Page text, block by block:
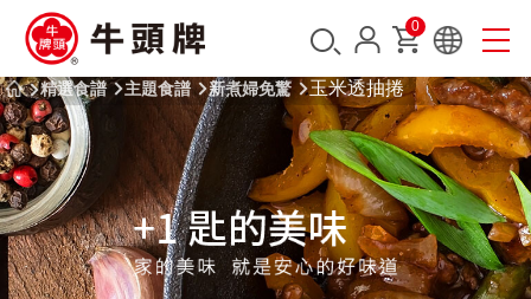
0
精選食譜 主題食譜 新煮婦免驚 玉米透抽捲